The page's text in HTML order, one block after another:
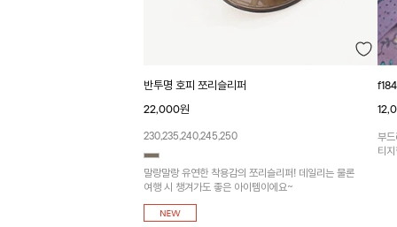
반투명 호피 쪼리슬리퍼
22,000원
230,235,240,245,250
말랑말랑 유연한 착용감의 쪼리슬리퍼! 데일리는 물론
여행 시 챙겨가도 좋은 아이템이에요~
부
티